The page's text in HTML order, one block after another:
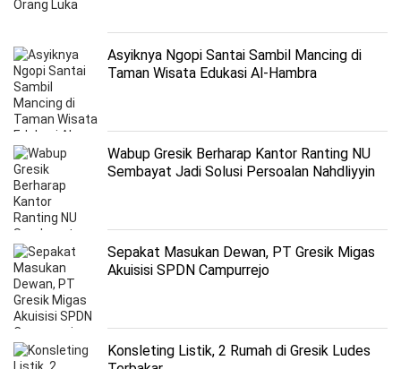
Asyiknya Ngopi Santai Sambil Mancing di
Taman Wisata Edukasi Al-Hambra
Wabup Gresik Berharap Kantor Ranting NU
Sembayat Jadi Solusi Persoalan Nahdliyyin
Sepakat Masukan Dewan, PT Gresik Migas
Akuisisi SPDN Campurrejo
Konsleting Listik, 2 Rumah di Gresik Ludes